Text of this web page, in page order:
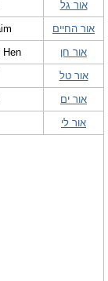
אור גל
אור החיים
אור חן
Hen
אור טל
אור ים
אור לי